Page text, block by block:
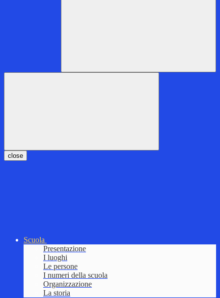
close
Scuola
Presentazione
I luoghi
Le persone
I numeri della scuola
Organizzazione
La storia